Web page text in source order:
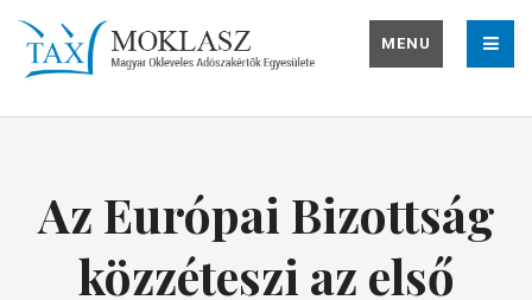
MENU
Az Európai Bizottság
közzéteszi az első